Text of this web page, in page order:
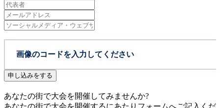
申し込みをする
あなたの街で大会を開催してみませんか?
あなたの街で大会を開催するにあたりフォームへご記入くだ